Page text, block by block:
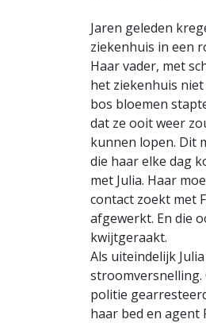
Jaren geleden
ziekenhuis in een
Haar vader, met
het ziekenhuis
bos bloemen
dat ze ooit weer
kunnen lopen. Dit
die haar elke dag
met Julia. Haar
contact zoekt met
afgewerkt. En die
kwijtgeraakt.
Als uiteindelijk
politie
haar bed en agent